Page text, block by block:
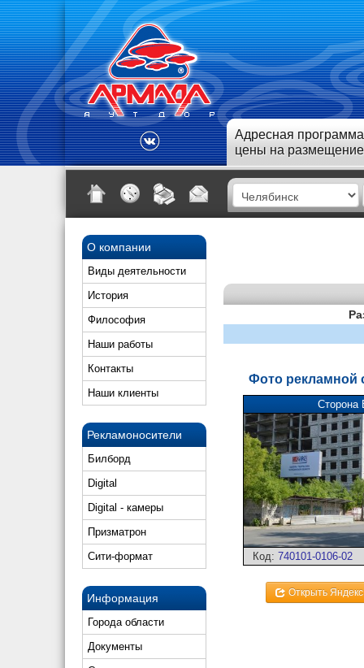
Адресная
цены на размещение
О компании
Виды деятельности
История
Философия
Наши работы
Контакты
Наши клиенты
Рекламоносители
Билборд
Digital
Digital - камеры
Призматрон
Сити-формат
Информация
Города области
Документы
Фото рекламной
Сторона
Код: 740101-0106-02
Открыть